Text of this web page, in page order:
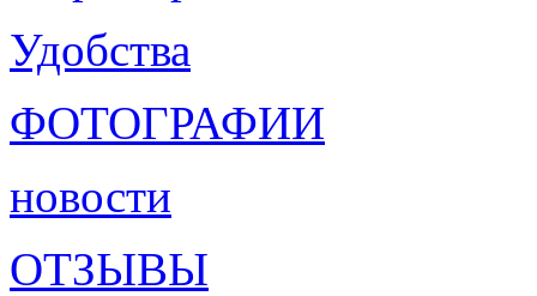
Удобства
ФОТОГРАФИИ
новости
ОТЗЫВЫ